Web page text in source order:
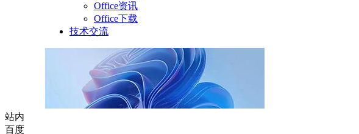
Office资讯
Office下载
技术交流
站内
百度